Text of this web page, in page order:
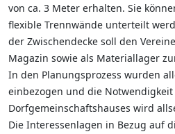
von ca. 3 Meter erhalten. Sie
flexible Trennwände unterteilt
der Zwischendecke soll den
Magazin sowie als Materiallager
In den Planungsprozess wurden
einbezogen und die Notwendigkeit
Dorfgemeinschaftshauses wird
Die Interessenlagen in Bezug auf